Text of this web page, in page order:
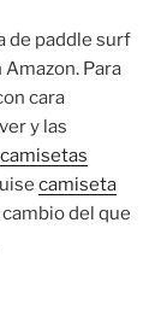
de paddle surf
Para
cara
y las
camisetas
camiseta
cambio del que